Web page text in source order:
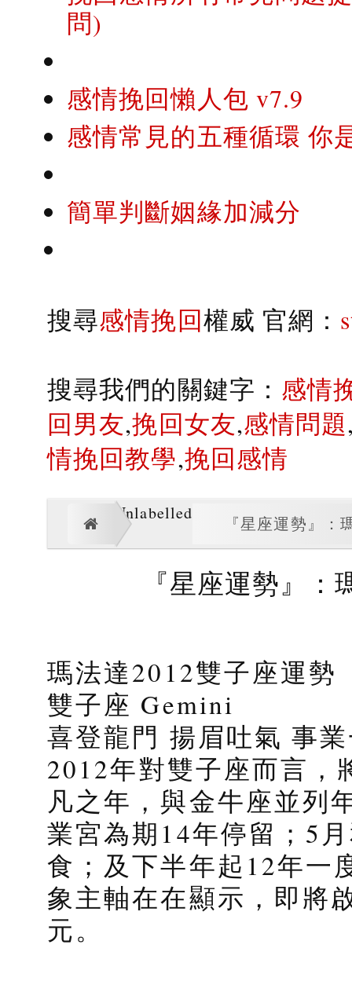
問)
感情挽回懶人包 v7.9
感情常見的五種循環 你
簡單判斷姻緣加減分
搜尋感情挽回權威 官網：
搜尋我們的關鍵字： 感情
回男友,挽回女友,感情問題
情挽回教學,挽回感情
Unlabelled
『星座運勢』：
『星座運勢』
瑪法達2012雙子座運勢
雙子座 Gemini
喜登龍門 揚眉吐氣 事
2012年對雙子座而言，
凡之年，與金牛座並列
業宮為期14年停留；5
食；及下半年起12年一
象主軸在在顯示，即將
元。